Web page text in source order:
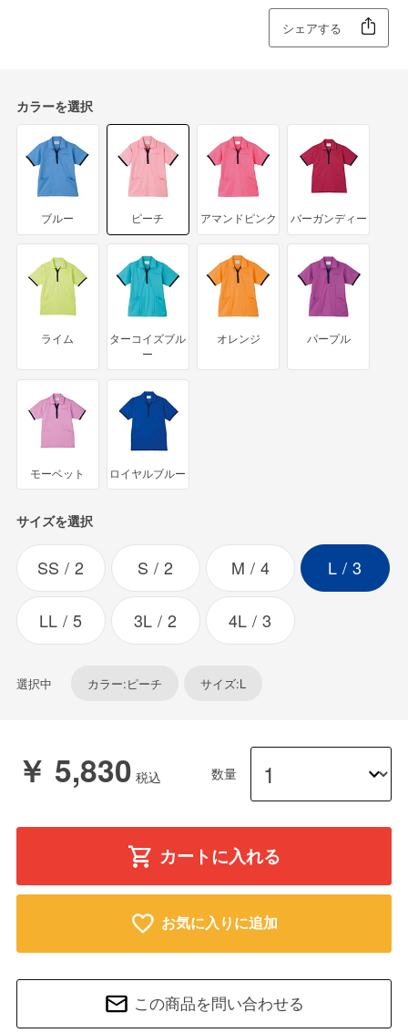
シェアする
カラーを選択
ブルー ピーチ アマンドピンク バーガンディー
ライム
ターコイズブル
ー
オレンジ パープル
モーベット ロイヤルブルー
サイズを選択
SS 2 S 2 M 4 L 3
LL 5 3L 2 4L 3
選択中 カラー:ピーチ サイズ:L
￥ 5,830 数量
カートに入れる
お気に入りに追加
この商品を問い合わせる